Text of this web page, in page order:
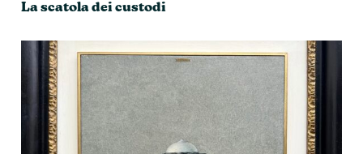
La scatola dei custodi